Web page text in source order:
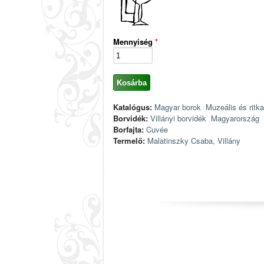
Mennyiség *
Katalógus: Magyar borok Muzeális és
Borvidék: Villányi borvidék Magyarország
Borfajta: Cuvée
Termelő: Malatinszky Csaba, Villány